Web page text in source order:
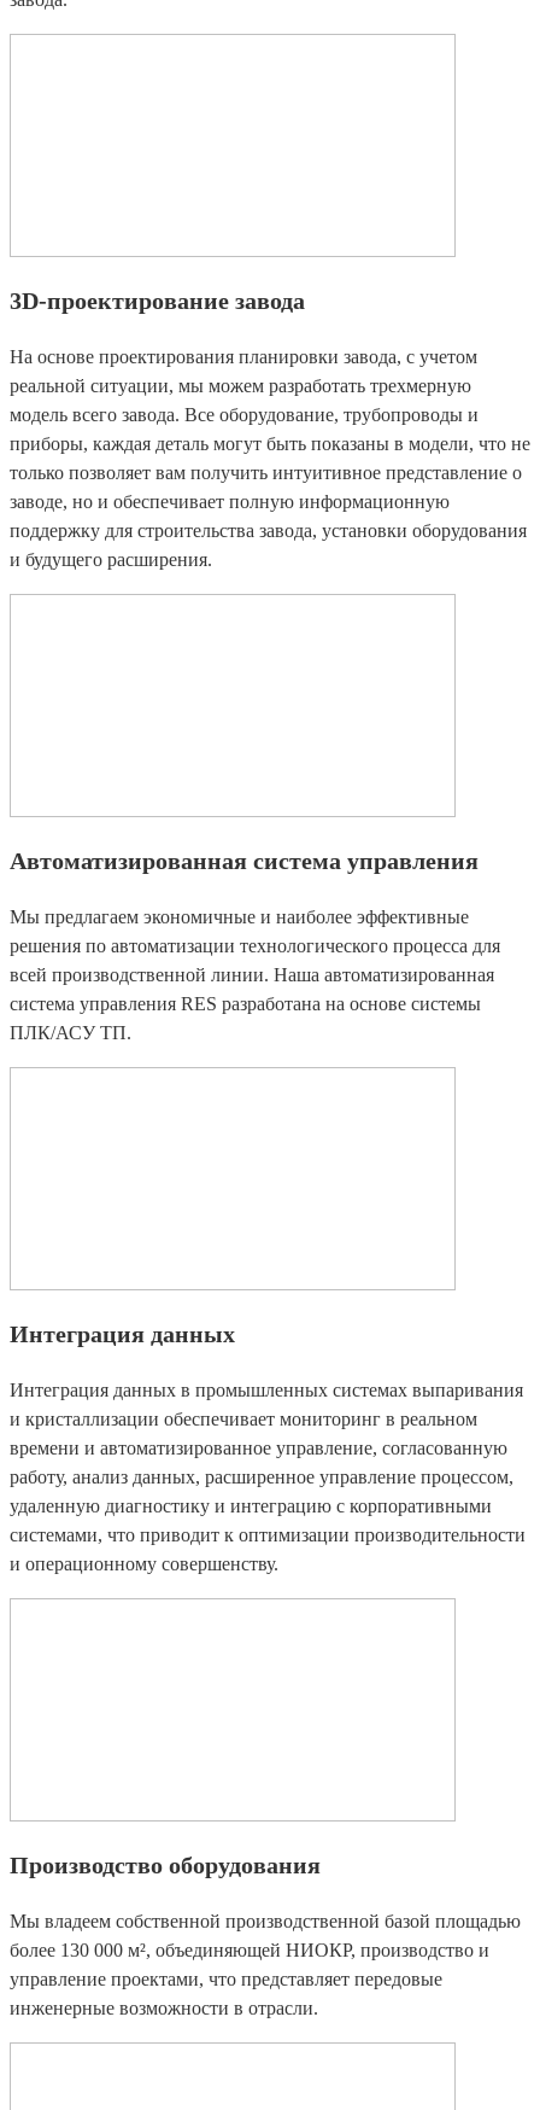
3D-проектирование завода
На основе проектирования планировки завода, с учетом
реальной ситуации, мы можем разработать трехмерную
модель всего завода. Все оборудование, трубопроводы и
приборы, каждая деталь могут быть показаны в модели, что не
только позволяет вам получить интуитивное представление о
заводе, но и обеспечивает полную информационную
поддержку для строительства завода, установки оборудования
и будущего расширения.
Автоматизированная система управления
Мы предлагаем экономичные и наиболее эффективные
решения по автоматизации технологического процесса для
всей производственной линии. Наша автоматизированная
система управления RES разработана на основе системы
ПЛК/АСУ ТП.
Интеграция данных
Интеграция данных в промышленных системах выпаривания
и кристаллизации обеспечивает мониторинг в реальном
времени и автоматизированное управление, согласованную
работу, анализ данных, расширенное управление процессом,
удаленную диагностику и интеграцию с корпоративными
системами, что приводит к оптимизации производительности
и операционному совершенству.
Производство оборудования
Мы владеем собственной производственной базой площадью
более 130 000 м², объединяющей НИОКР, производство и
управление проектами, что представляет передовые
инженерные возможности в отрасли.